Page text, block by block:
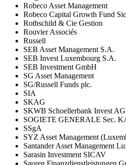
Robeco Asset Management
Robeco Capital Growth Fund Sic
Rothschild & Cie Gestion
Rouvier Associés
Russell
SEB Asset Management S.A.
SEB Invest Luxembourg S.A.
SEB Investment GmbH
SG Asset Management
SG/Russell Funds plc.
SIA
SKAG
SKWB Schoellerbank Invest AG
SOGIETE GENERALE Sec.
SSgA
SYZ Asset Management
Santander Asset Management
Sarasin Investment SICAV
Sauren Finanzdienstleistungen